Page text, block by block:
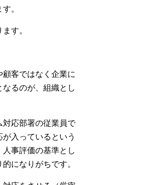
。
す。
客ではなく企業に
るのが、組織とし
応部署の従業員で
入っているという
事評価の基準とし
になりがちです。